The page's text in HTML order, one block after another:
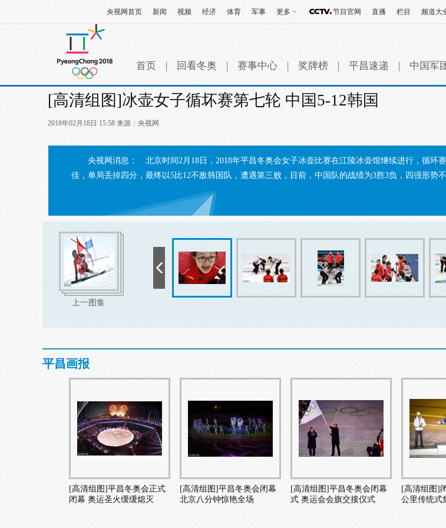
央视网首页 新闻 视频 经济 体育 军事 更多 节目官网 直播 栏目 频道大
首页 | 回看冬奥 | 赛事中心 | 奖牌榜 | 平昌速递 | 中国军
[高清组图]冰壶女子循坏赛第七轮 中国5-12韩国
2018年02月18日 15:58 来源： 央视网
央视网消息： 北京时间2月18日，2018年平昌冬奥会女子冰壶比赛在江陵冰壶馆继续进行，循环
佳，单局丢掉四分，最终以5比12不敌韩国队，遭遇第三败，目前，中国队的战绩为3胜3负，四强形势
上一图集
平昌画报
[高清组图]平昌冬奥会正式
闭幕 奥运圣火缓缓熄灭
[高清组图]平昌冬奥会闭幕
北京八分钟惊艳全场
[高清组图]平昌冬奥会闭幕
式 奥运会会旗交接仪式
[高清组图]
公里传统式